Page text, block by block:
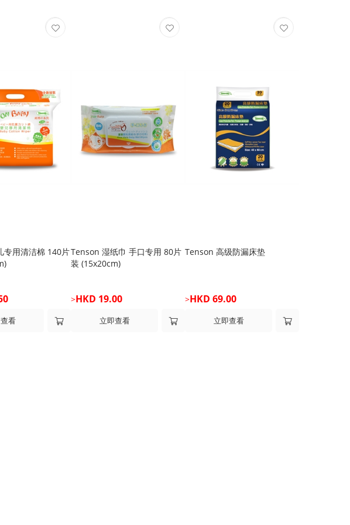
专用清洁棉 140片
看
Tenson 湿纸巾 手口专用 80片
装 (15x20cm)
>HKD 19.00
立即查看
Tenson 高级防漏床垫
>HKD 69.00
立即查看